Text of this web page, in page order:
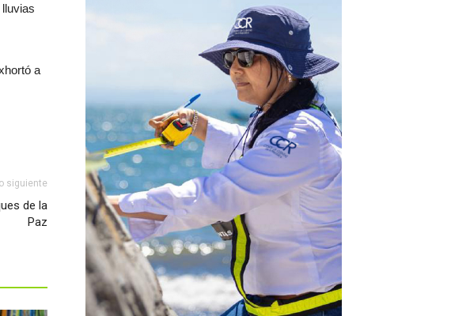
a
siguiente
de la
Paz